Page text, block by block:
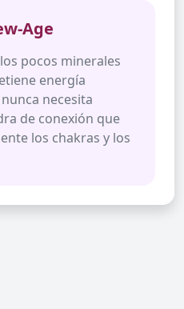
Age
pocos minerales
energía
necesita
de conexión que
los chakras y los